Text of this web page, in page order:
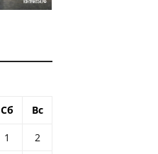
Сб Вс
1
2